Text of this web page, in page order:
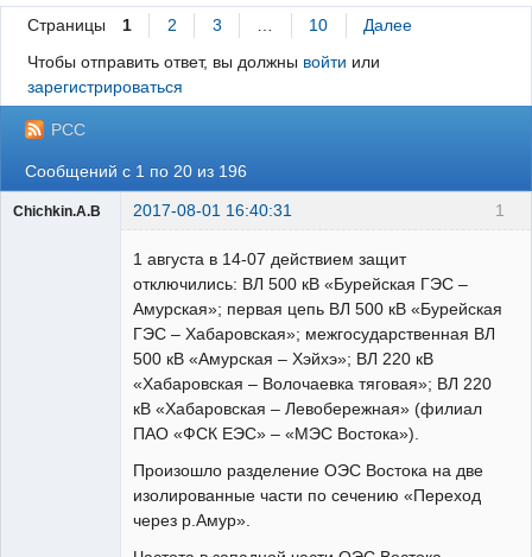
Страницы 1 2 3 … 10
Далее
Чтобы отправить ответ, вы должны войти или
зарегистрироваться
РСС
Сообщений с 1 по 20 из 196
1
Chichkin.A.B 2017-08-01 16:40:31
1 августа в 14-07 действием защит
отключились: ВЛ 500 кВ «Бурейская ГЭС –
Амурская»; первая цепь ВЛ 500 кВ «Бурейская
ГЭС – Хабаровская»; межгосударственная ВЛ
500 кВ «Амурская – Хэйхэ»; ВЛ 220 кВ
«Хабаровская – Волочаевка тяговая»; ВЛ 220
кВ «Хабаровская – Левобережная» (филиал
ПАО «ФСК ЕЭС» – «МЭС Востока»).
Произошло разделение ОЭС Востока на две
изолированные части по сечению «Переход
через р.Амур».